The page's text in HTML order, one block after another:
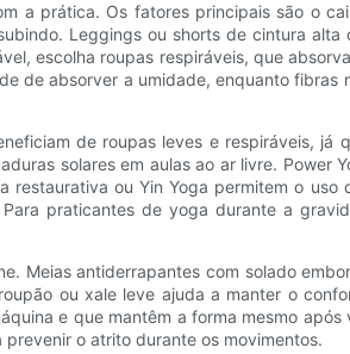
a prática. Os fatores principais são o
Leggings ou shorts de cintura
escolha roupas respiráveis, que
de absorver a umidade, enquanto fibras
de roupas leves e respiráveis, já
solares em aulas ao ar livre. Power
ou Yin Yoga permitem o uso
praticantes de yoga durante a
Meias antiderrapantes com solado
ou xale leve ajuda a manter o
e que mantêm a forma mesmo
o atrito durante os movimentos.